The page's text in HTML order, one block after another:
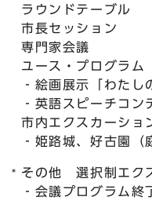
ラウンドテーブル
市長セッション
専門家会議
ユース・プログラム
‐絵画展示「わたし
‐英語スピーチコン
市内エクスカーショ
‐姫路城、好古園（
その他 選択制エク
‐会議プログラム終